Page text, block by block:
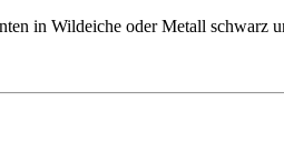
in Wildeiche oder Metall schwarz